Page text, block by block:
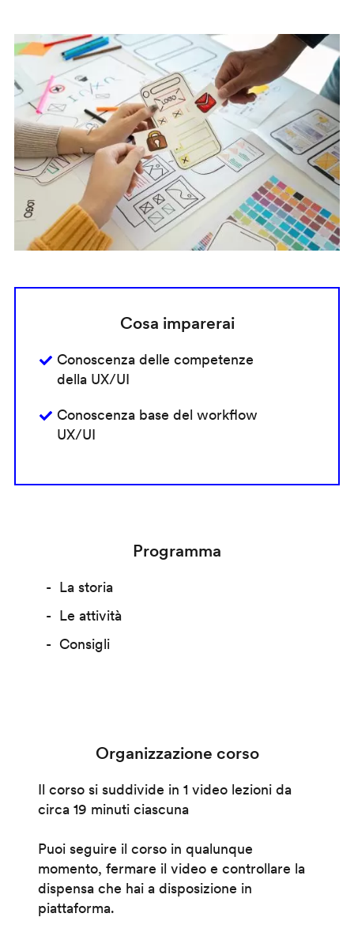
Cosa imparerai
Conoscenza delle competenze
della UX/UI
Conoscenza base del workflow
UX/UI
Programma
La storia
Le attività
Consigli
Organizzazione corso
Il corso si suddivide in 1 video lezioni da
circa 19 minuti ciascuna
Puoi seguire il corso in qualunque
momento, fermare il video e controllare la
dispensa che hai a disposizione in
piattaforma.